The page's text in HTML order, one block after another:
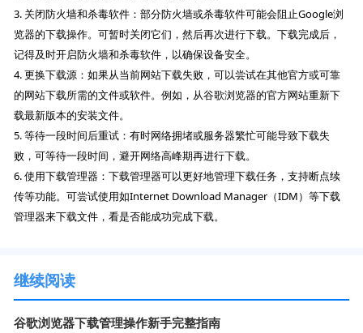
3. 关闭防火墙和杀毒软件：部分防火墙或杀毒软件可能会阻止Google浏
览器的下载操作。可暂时关闭它们，然后再次进行下载。下载完成后，
记得及时开启防火墙和杀毒软件，以确保设备安全。
4. 更换下载源：如果从当前网站下载失败，可以尝试在其他官方或可靠
的网站下载所需的文件或软件。例如，从谷歌浏览器的官方网站重新下
载最新版本的安装文件。
5. 等待一段时间后重试：有时网络拥堵或服务器繁忙可能导致下载失
败，可等待一段时间，避开网络高峰期再进行下载。
6. 使用下载管理器：下载管理器可以更好地管理下载任务，支持断点续
传等功能。可尝试使用如Internet Download Manager（IDM）等下载
管理器来下载文件，看是否能成功完成下载。
继续阅读
谷歌浏览器下载管理操作新手完整指南